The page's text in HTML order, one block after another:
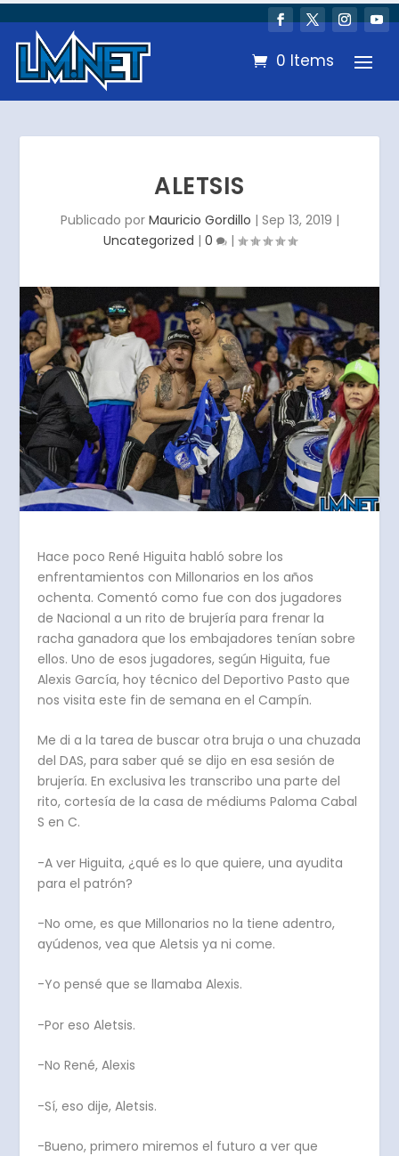
0 Items
ALETSIS
Publicado por Mauricio Gordillo | Sep 13, 2019 |
Uncategorized | 0 |
Hace poco René Higuita habló sobre los
enfrentamientos con Millonarios en los años
ochenta. Comentó como fue con dos jugadores
de Nacional a un rito de brujería para frenar la
racha ganadora que los embajadores tenían sobre
ellos. Uno de esos jugadores, según Higuita, fue
Alexis García, hoy técnico del Deportivo Pasto que
nos visita este fin de semana en el Campín.
Me di a la tarea de buscar otra bruja o una chuzada
del DAS, para saber qué se dijo en esa sesión de
brujería. En exclusiva les transcribo una parte del
rito, cortesía de la casa de médiums Paloma Cabal
S en C.
-A ver Higuita, ¿qué es lo que quiere, una ayudita
para el patrón?
-No ome, es que Millonarios no la tiene adentro,
ayúdenos, vea que Aletsis ya ni come.
-Yo pensé que se llamaba Alexis.
-Por eso Aletsis.
-No René, Alexis
-Sí, eso dije, Aletsis.
-Bueno, primero miremos el futuro a ver que